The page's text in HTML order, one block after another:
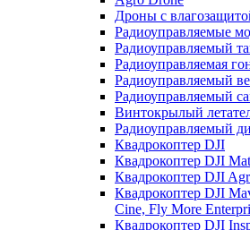
Дроны с
Радиоуправляемые
Радиоуправляемый
Радиоуправляемая
Радиоуправляемый
Радиоуправляемый
Винтокрылый
Радиоуправляемый
Квадрокоптер DJI
Квадрокоптер DJI
Квадрокоптер DJI
Квадрокоптер DJI
Cine, Fly More
Квадрокоптер DJI